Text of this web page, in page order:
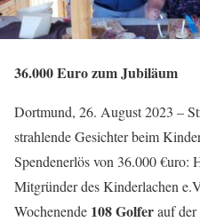
36.000 Euro zum Jubiläum
Dortmund, 26. August 2023 –
strahlende Gesichter beim
Spendenerlös von 36.000 €uro:
Mitgründer des Kinderlachen
Wochenende 108 Golferauf